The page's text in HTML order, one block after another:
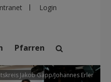
Login
Pfarren
Jakob Gapp/Johannes Erler